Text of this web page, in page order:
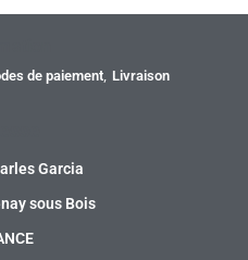
de paiement Livraison
Garcia
sous Bois